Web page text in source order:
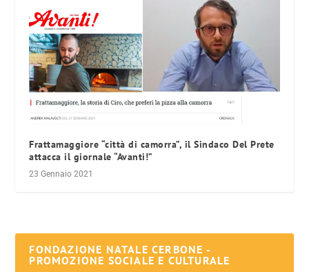
Frattamaggiore “città di camorra”, il Sindaco Del Prete
attacca il giornale “Avanti!”
23 Gennaio 2021
FONDAZIONE NATALE CERBONE -
PROMOZIONE SOCIALE E CULTURALE